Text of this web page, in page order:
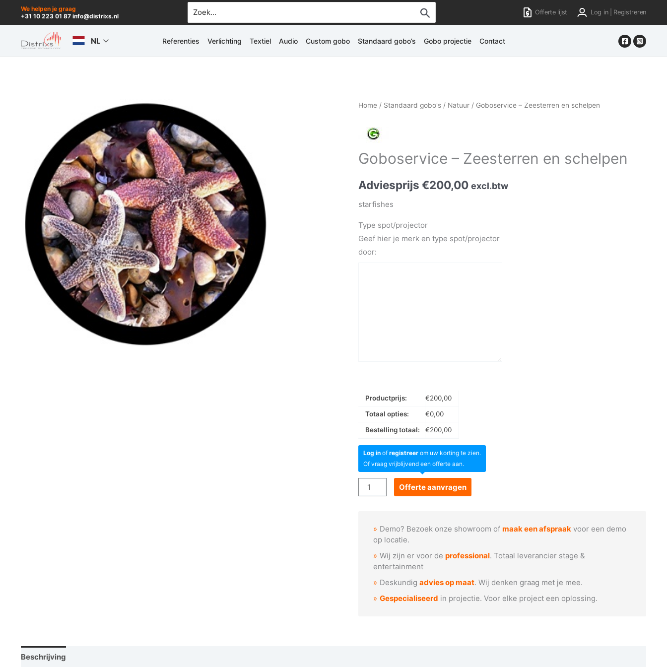
inhoud
We helpen je graag
+31 10 223 01 87 info@distrixs.nl
Zoek
naar:
Offerte lijst Log in | Registreren
NL Referenties Verlichting Textiel Audio Custom gobo Standaard gobo’s Gobo projectie Contact
Home / Standaard gobo's / Natuur / Goboservice – Zeesterren en schelpen
Goboservice – Zeesterren en schelpen
Adviesprijs€200,00 excl.btw
starfishes
Type spot/projector
Geef hier je merk en type spot/projector
door:
Productprijs: €200,00
Totaal opties:
€0,00
Bestelling totaal:
€200,00
Log in ofregistreer om uw korting te zien.
Of vraag vrijblijvend een offerte aan.
Goboservice
-
schelpen
Offerte aanvragen
Demo? Bezoek onze showroom ofmaak een afspraak voor een demo
op locatie.
Wij zijn er voor deprofessional. Totaal leverancier stage &
entertainment
Deskundigadvies op maat. Wij denken graag met je mee.
Gespecialiseerd in projectie. Voor elke project een oplossing.
Beschrijving